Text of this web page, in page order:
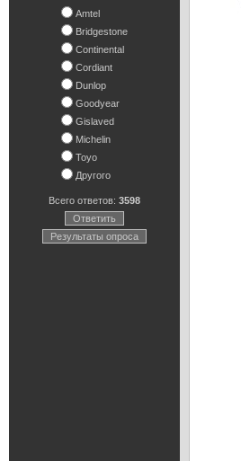
Amtel
Bridgestone
Continental
Cordiant
Dunlop
Goodyear
Gislaved
Michelin
Toyo
Другого
Всего ответов: 3598
Ответить
Результаты опроса